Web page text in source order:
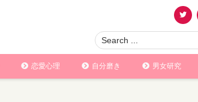
恋愛心理 自分磨き 男女研究